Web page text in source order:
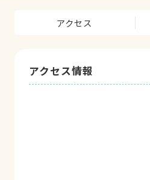
アクセス
アクセス情報